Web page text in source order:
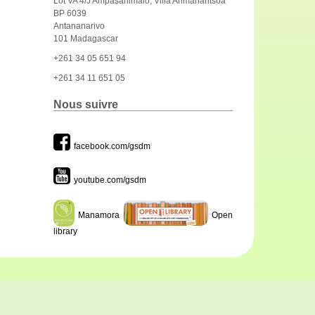
BP 6039
Antananarivo
101 Madagascar
+261 34 05 651 94
+261 34 11 651 05
Nous suivre
facebook.com/gsdm
youtube.com/gsdm
Manamora
Open
library